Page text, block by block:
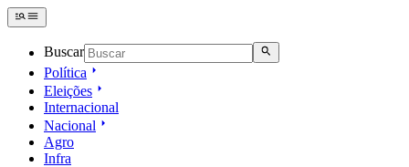
Buscar
Política
Eleições
Internacional
Nacional
Agro
Infra